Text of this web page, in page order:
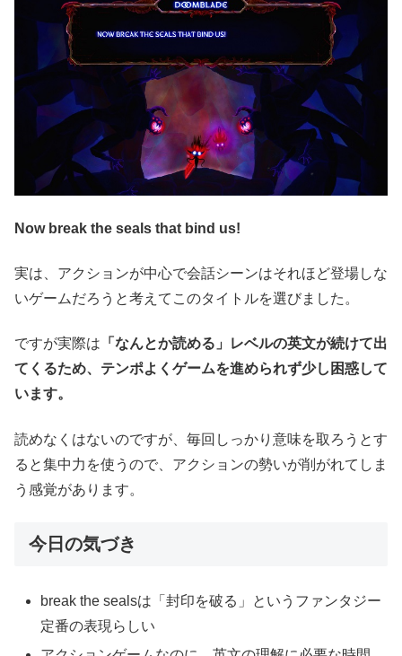
Now break the seals that bind us!
実は、アクションが中心で会話シーンはそれほど登場しな
いゲームだろうと考えてこのタイトルを選びました。
ですが実際は 「なんとか読める」レベルの英文が続けて出
てくるため、テンポよくゲームを進められず少し困惑して
います。
読めなくはないのですが、毎回しっかり意味を取ろうとす
ると集中力を使うので、アクションの勢いが削がれてしま
う感覚があります。
今日の気づき
break the sealsは「封印を破る」というファンタジー
定番の表現らしい